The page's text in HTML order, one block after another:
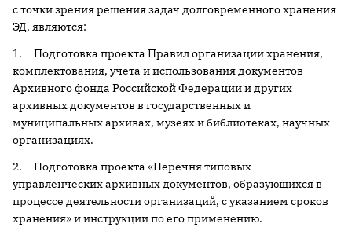
с точки зрения решения задач долговременного хранения
ЭД, являются:
1. Подготовка проекта Правил организации хранения,
комплектования, учета и использования документов
Архивного фонда Российской Федерации и других
архивных документов в государственных и
муниципальных архивах, музеях и библиотеках, научных
организациях.
2. Подготовка проекта «Перечня типовых
управленческих архивных документов, образующихся в
процессе деятельности организаций, с указанием сроков
хранения» и инструкции по его применению.